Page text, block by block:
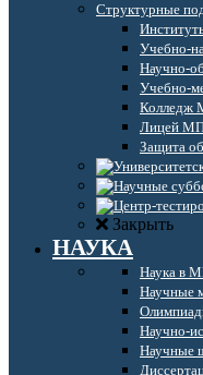
Структурные
Учебно-
Научно-
Учебно-
Колледж
Лицей
Защита
Закрыть
НАУКА
Наука в
Научные
Научно-
Научные